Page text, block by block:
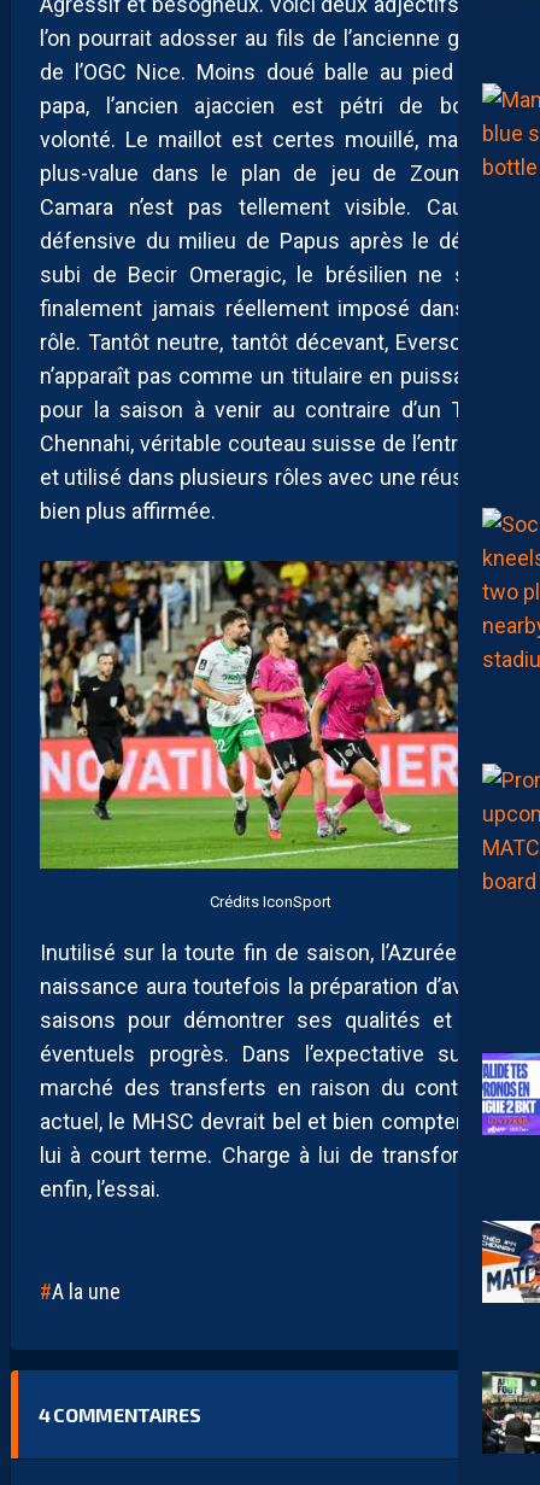
l’on pourrait adosser au fils de l’ancienne gloire
de l’OGC Nice. Moins doué balle au pied que
papa, l’ancien ajaccien est pétri de bonne
volonté. Le maillot est certes mouillé, mais la
plus-value dans le plan de jeu de Zoumana
Camara n’est pas tellement visible. Caution
défensive du milieu de Papus après le départ
subi de Becir Omeragic, le brésilien ne s’est
finalement jamais réellement imposé dans ce
rôle. Tantôt neutre, tantôt décevant, Everson Jr
n’apparaît pas comme un titulaire en puissance
pour la saison à venir au contraire d’un Théo
Chennahi, véritable couteau suisse de l’entrejeu
et utilisé dans plusieurs rôles avec une réussite
bien plus affirmée.
Crédits IconSport
Inutilisé sur la toute fin de saison, l’Azuréen de
naissance aura toutefois la préparation d’avant-
saisons pour démontrer ses qualités et ses
éventuels progrès. Dans l’expectative sur le
marché des transferts en raison du contexte
actuel, le MHSC devrait bel et bien compter sur
lui à court terme. Charge à lui de transformer,
enfin, l’essai.
A la une
4COMMENTAIRES